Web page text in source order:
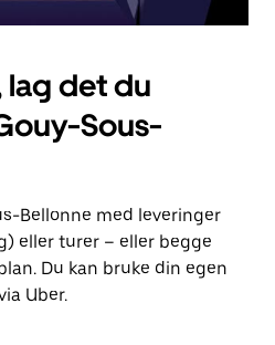
lag det du
Sous-
Bellonne med leveringer
eller turer – eller begge
Du kan bruke din egen
Uber.